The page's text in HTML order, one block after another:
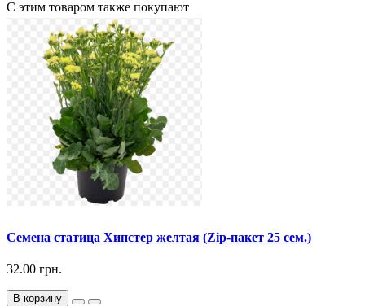
С этим товаром также покупают
Семена статица Хипстер желтая (Zip-пакет 25 сем.)
32.00 грн.
В корзину